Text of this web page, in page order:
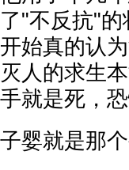
了"不反抗"
开始真的认
灭人的求生
手就是死，
子婴就是那